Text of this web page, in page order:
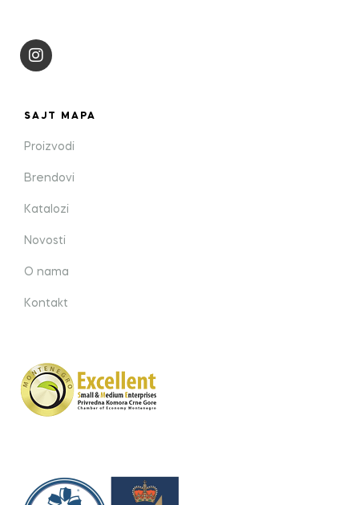
SAJT MAPA
Proizvodi
Brendovi
Katalozi
Novosti
O nama
Kontakt